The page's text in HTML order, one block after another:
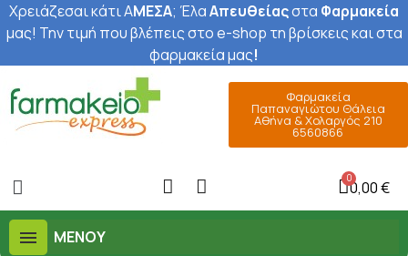
Χρειάζεσαι κάτι ΑΜΕΣΑ; ΈλαΑπευθείαςστα Φαρμακεία
μας! Την τιμή που βλέπεις στο e-shop τη βρίσκεις και στα
φαρμακεία μας!
Φαρμακεία
Παπαναγιώτου Θάλεια
Αθήνα & Χολαργός 210
6560866
0,00 €
ΜΕΝΟΎ